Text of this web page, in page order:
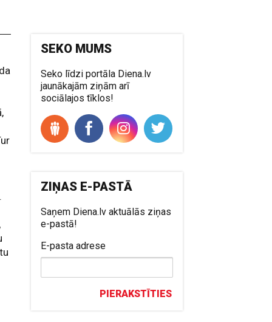
SEKO MUMS
Seko līdzi portāla Diena.lv
jaunākajām ziņām arī
sociālajos tīklos!
ZIŅAS E-PASTĀ
Saņem Diena.lv aktuālās ziņas
e-pastā!
E-pasta adrese
PIERAKSTĪTIES